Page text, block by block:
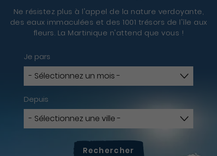
Ne résistez plus à l'appel de la nature verdoyante,
des eaux immaculées et des 1001 trésors de l'île aux
fleurs. La Martinique n'attend que vous !
Je pars
Depuis
Rechercher